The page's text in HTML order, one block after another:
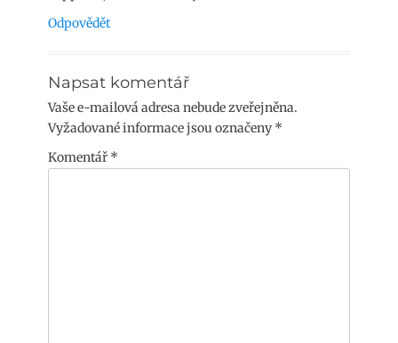
Odpovědět
Napsat komentář
Vaše e-mailová adresa nebude zveřejněna.
Vyžadované informace jsou označeny *
Komentář *